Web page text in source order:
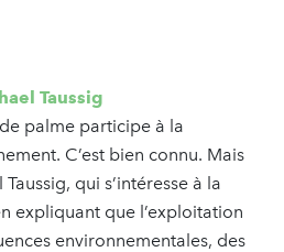
Taussig
palme participe à la
C’est bien connu. Mais
qui s’intéresse à la
expliquant que l’exploitation
environnementales, des